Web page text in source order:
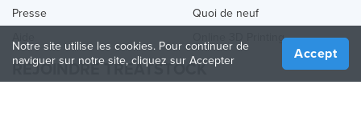
Presse
Quoi de neuf
Online 3D Printing
REJOINDRE TREATSTOCK
Notre site utilise les cookies. Pour continuer de
naviguer sur notre site, cliquez sur Accepter
Accept